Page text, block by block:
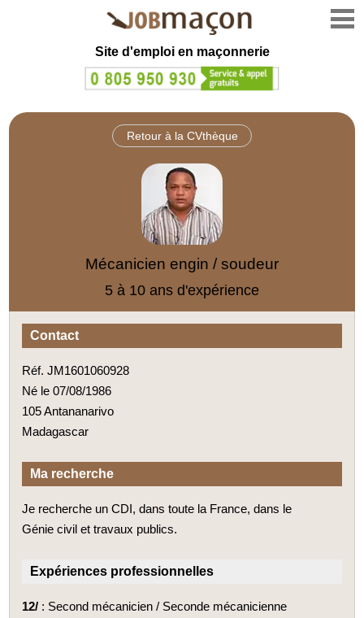
Site d'emploi en maçonnerie
Retour à la CVthèque
Mécanicien engin / soudeur
5 à 10 ans d'expérience
Contact
Réf. JM1601060928
Né le 07/08/1986
105 Antananarivo
Madagascar
Ma recherche
Je recherche un CDI, dans toute la France, dans le
Génie civil et travaux publics.
Expériences professionnelles
12/ : Second mécanicien / Seconde mécanicienne